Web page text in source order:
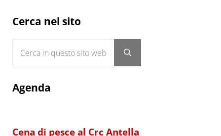
Sidebar
Cerca nel sito
Submit search
Agenda
Cena di pesce al Crc Antella